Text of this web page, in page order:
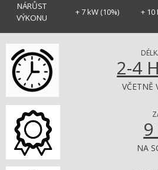
NÁRŮST
VÝKONU
+ 7 kW (10%) + 10
2-4
VČETNĚ
9
NA